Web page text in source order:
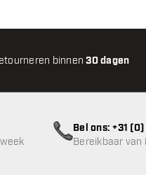
binnen30 dagen
Bel ons: +31
Bereikbaar